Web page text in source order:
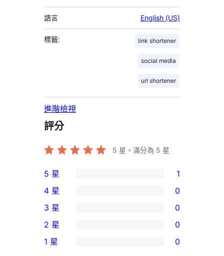
語言 English (US)
標籤: link shortener
social media
url shortener
進階檢視
評分
5 星，滿分為 5 星
1
個
5
星
使
5 星 1
個
4
星
4 星 0
0
個
3
3 星 0
個
2 星 0
1 星 0